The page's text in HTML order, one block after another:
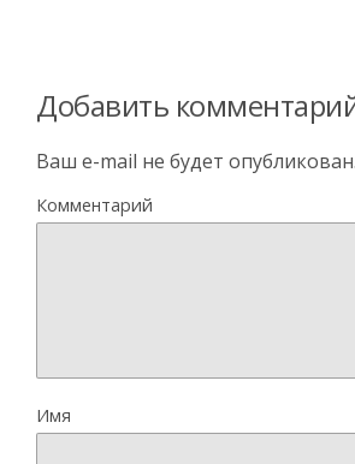
Добавить
Ваш e-mail не будет опубликован.
Комментарий
Имя